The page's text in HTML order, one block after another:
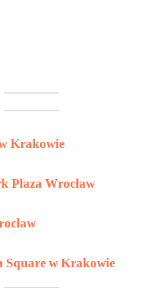
Krakowie
Plaza Wrocław
w Krakowie